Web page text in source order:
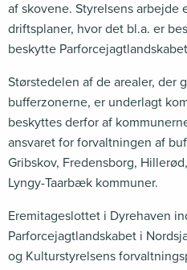
af skovene. Styrelsens arbejde
driftsplaner, hvor det bl.a. er
beskytte
Størstedelen af de arealer, der
bufferzonerne, er underlagt
beskyttes derfor af
ansvaret for forvaltningen af
Gribskov, Fredensborg,
Lyngy-Taarbæk kommuner.
Eremitageslottet i Dyrehaven
Parforcejagtlandskabet i
og Kulturstyrelsens